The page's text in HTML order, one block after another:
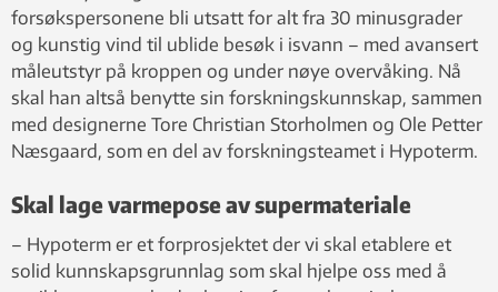
forsøkspersonene bli utsatt for alt fra 30 minusgrader
og kunstig vind til ublide besøk i isvann – med avansert
måleutstyr på kroppen og under nøye overvåking. Nå
skal han altså benytte sin forskningskunnskap, sammen
med designerne Tore Christian Storholmen og Ole Petter
Næsgaard, som en del av forskningsteamet i Hypoterm.
Skal lage varmepose av supermateriale
– Hypoterm er et forprosjektet der vi skal etablere et
solid kunnskapsgrunnlag som skal hjelpe oss med å